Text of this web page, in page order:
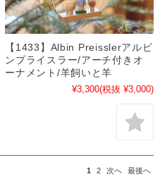
【1433】Albin Preisslerアルビ
ンプライスラー/アーチ付きオ
ーナメント/羊飼いと羊
¥3,300(税抜 ¥3,000)
1 2 次へ 最後へ